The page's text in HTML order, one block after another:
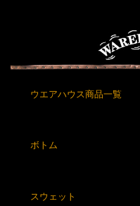
ウエアハウス商品一覧
ボトム
スウェット